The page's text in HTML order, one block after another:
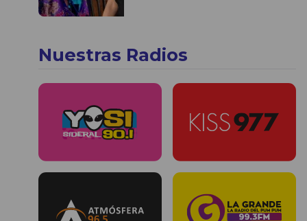
Nuestras Radios